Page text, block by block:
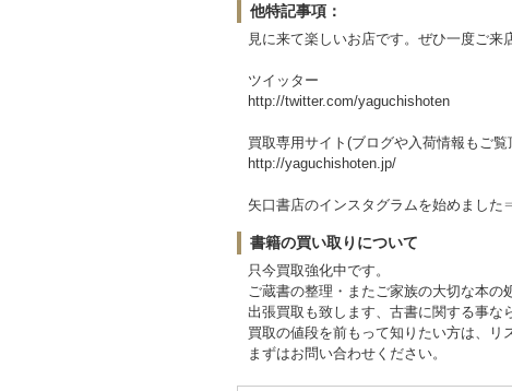
他特記事項：
見に来て楽しいお店です。ぜひ一度ご来
ツイッター
http://twitter.com/yaguchishoten
買取専用サイト(ブログや入荷情報もご覧
http://yaguchishoten.jp/
矢口書店のインスタグラムを始めまし
書籍の買い取りについて
只今買取強化中です。
ご蔵書の整理・またご家族の大切な本の
出張買取も致します、古書に関する事な
買取の値段を前もって知りたい方は、
まずはお問い合わせください。